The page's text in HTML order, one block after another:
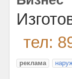
тел:
реклама